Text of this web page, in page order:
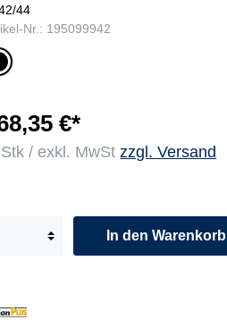
44
Nr.: 195099942
€*
/ exkl. MwStzzgl. Versand
In den Warenkorb